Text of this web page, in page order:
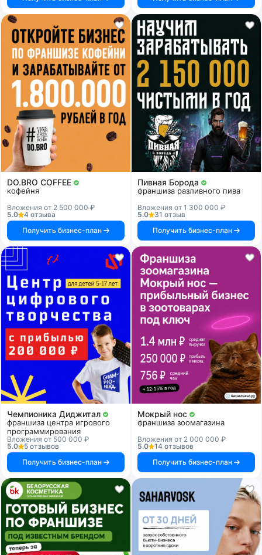
DO.BRO COFFEE
кофейня
Вложения от 2 500 000 ₽
5.0
4 отзыва
Получить бизнес-план
Пивная Борода
франшиза разливного пива
Вложения от 1 300 000 ₽
5.0
31 отзыв
Получить бизнес-план
Чемпионика Диджитал
франшиза центра игрового
программирования
Вложения от 500 000 ₽
5.0
5 отзывов
Получить бизнес-план
Мокрый нос
франшиза зоомагазина
Вложения от 2 000 000 ₽
5.0
14 отзывов
Получить бизнес-план